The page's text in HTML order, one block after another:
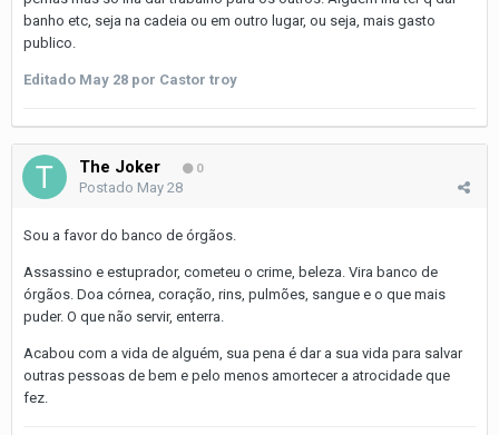
banho etc, seja na cadeia ou em outro lugar, ou seja, mais gasto
publico.
Editado May 28 por Castor troy
The Joker 0
Postado May 28
Sou a favor do banco de órgãos.
Assassino e estuprador, cometeu o crime, beleza. Vira banco de
órgãos. Doa córnea, coração, rins, pulmões, sangue e o que mais
puder. O que não servir, enterra.
Acabou com a vida de alguém, sua pena é dar a sua vida para salvar
outras pessoas de bem e pelo menos amortecer a atrocidade que
fez.